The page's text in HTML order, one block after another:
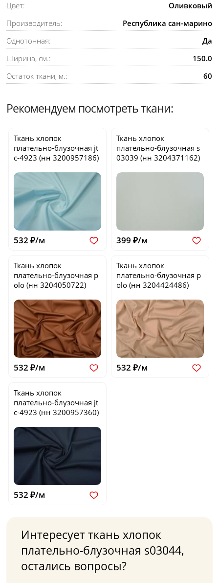
Цвет:
Оливковый
Производитель:
Республика сан-марино
Однотонная:
Да
Ширина, см.:
150.0
Остаток ткани, м.:
60
Рекомендуем посмотреть ткани:
Ткань хлопок
плательно-блузочная jt
c-4923 (нн 3200957186)
532 ₽/м
Ткань хлопок
плательно-блузочнаяs
03039 (нн 3204371162)
399 ₽/м
Ткань хлопок
плательно-блузочная p
olo (нн 3204050722)
532 ₽/м
Ткань хлопок
плательно-блузочная p
olo (нн 3204424486)
532 ₽/м
Ткань хлопок
плательно-блузочная jt
c-4923 (нн 3200957360)
532 ₽/м
Интересует ткань хлопок
плательно-блузочная s03044,
остались вопросы?